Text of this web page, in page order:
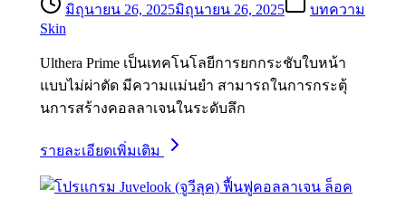
มิถุนายน 26, 2025มิถุนายน 26, 2025
บทความ
Skin
Ulthera Prime เป็นเทคโนโลยีการยกกระชับใบหน้า
แบบไม่ผ่าตัด มีความแม่นยำ สามารถในการกระตุ้
นการสร้างคอลลาเจนในระดับลึก
รายละเอียดเพิ่มเติม